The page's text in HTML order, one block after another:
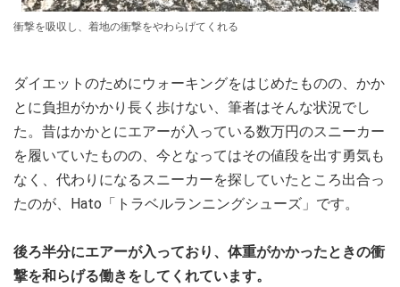
衝撃を吸収し、着地の衝撃をやわらげてくれる
ダイエットのためにウォーキングをはじめたものの、かか
とに負担がかかり長く歩けない、筆者はそんな状況でし
た。昔はかかとにエアーが入っている数万円のスニーカー
を履いていたものの、今となってはその値段を出す勇気も
なく、代わりになるスニーカーを探していたところ出合っ
たのが、Hato「トラベルランニングシューズ」です。
後ろ半分にエアーが入っており、体重がかかったときの衝
撃を和らげる働きをしてくれています。